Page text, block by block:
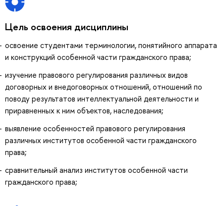
Цель освоения дисциплины
освоение студентами терминологии, понятийного аппарата
и конструкций особенной части гражданского права;
изучение правового регулирования различных видов
договорных и внедоговорных отношений, отношений по
поводу результатов интеллектуальной деятельности и
приравненных к ним объектов, наследования;
выявление особенностей правового регулирования
различных институтов особенной части гражданского
права;
сравнительный анализ институтов особенной части
гражданского права;